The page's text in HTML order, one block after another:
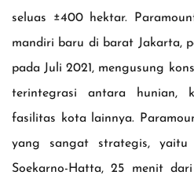
seluas ±400 hektar.
mandiri baru di barat Jakarta,
pada Juli 2021, mengusung
terintegrasi antara hunian,
fasilitas kota lainnya.
yang sangat strategis,
Soekarno-Hatta, 25 menit